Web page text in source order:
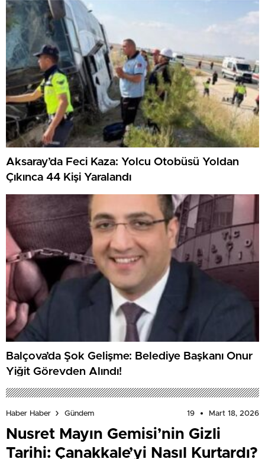
Aksaray’da Feci Kaza: Yolcu Otobüsü Yoldan
Çıkınca 44 Kişi Yaralandı
Balçova’da Şok Gelişme: Belediye Başkanı Onur
Yiğit Görevden Alındı!
Haber Haber Gündem 19 Mart 18, 2026
Nusret Mayın Gemisi’nin Gizli
Tarihi: Çanakkale’yi Nasıl Kurtardı?